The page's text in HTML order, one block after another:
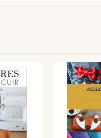
du temps. Que vous
peut s'avérer être une
nous explorerons
les
dans le travail du
du cuir vous introduira
différents types de